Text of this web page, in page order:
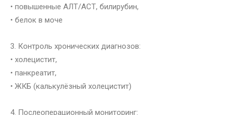
• повышенные АЛТ/АСТ, билирубин,
• белок в моче
3. Контроль хронических диагнозов:
• холецистит,
• панкреатит,
• ЖКБ (калькулёзный холецистит)
4. Послеоперационный мониторинг: